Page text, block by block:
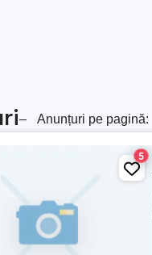
– Anunțuri pe pagină:
5